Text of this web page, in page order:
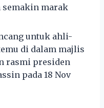
semakin marak
untuk ahli-
di dalam majlis
rasmi presiden
pada 18 Nov